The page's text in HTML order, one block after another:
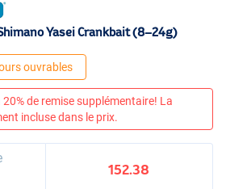
Yasei Crankbait (8–24g)
ouvrables
de remise supplémentaire! La
incluse dans le prix.
152.38